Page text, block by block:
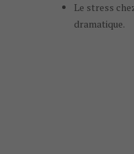
Le stress
dramatique.